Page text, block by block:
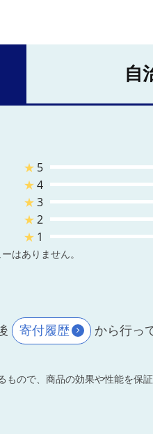
自
★ 5
★4
★3
★2
★ 1
はありません。
寄付履歴 から行っ
ので、商品の効果や性能を保証